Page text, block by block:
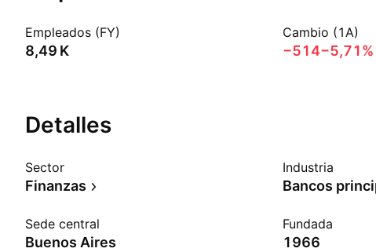
Empleados (FY)
‪8,49 K‬
Cambio (1A)
−514−5,71%
Detalles
Sector
Finanzas
Industria
Bancos
Sede central
Buenos Aires
Fundada
1966